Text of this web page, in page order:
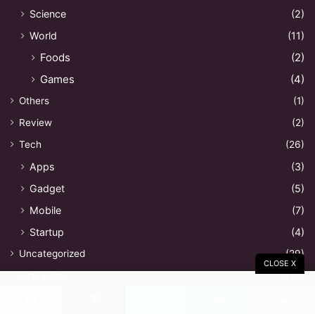
Science
(2)
World
(11)
Foods
(2)
Games
(4)
Others
(1)
Review
(2)
Tech
(26)
Apps
(3)
Gadget
(5)
Mobile
(7)
Startup
(4)
Uncategorized
(29)
Viral video
(120)
CLOSE X